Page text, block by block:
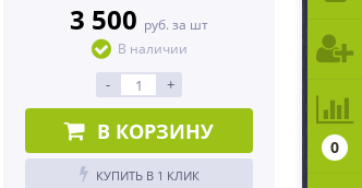
3 500 руб. за шт
В наличии
- +
В КОРЗИНУ
КУПИТЬ В 1 КЛИК
0